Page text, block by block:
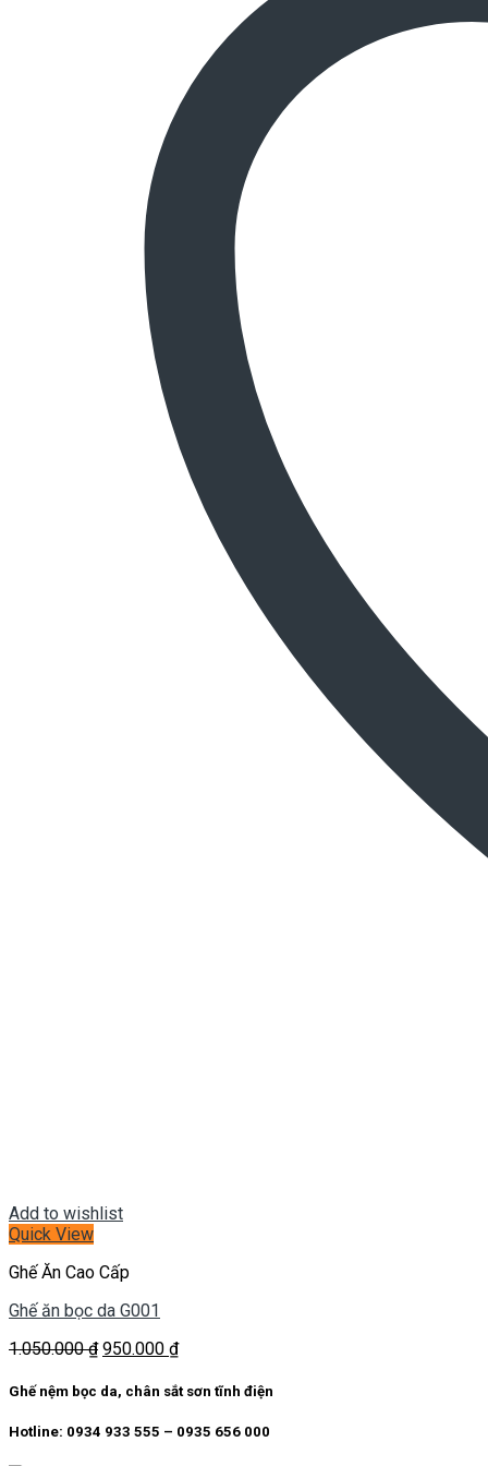
Add to wishlist
Quick View
Ghế Ăn Cao Cấp
Ghế ăn bọc da G001
1.050.000₫ Giá
là:
950.000 ₫Giá
tại
950.000 ₫.
Ghế nệm bọc da, chân sắt sơn tĩnh điện
Hotline: 0934 933 555 – 0935 656 000